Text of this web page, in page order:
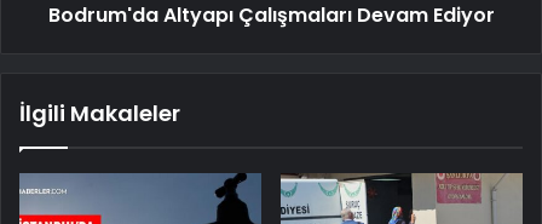
Bodrum'da Altyapı Çalışmaları Devam Ediyor
İlgili Makaleler